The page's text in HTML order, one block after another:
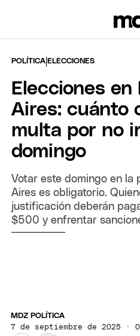
POLÍTICA |ELECCIONES
Elecciones en
Aires: cuánto
multa por no
domingo
Votar este domingo en la
Aires es obligatorio.
justificación deberán
$500 y enfrentar
MDZ POLÍTICA
7 de septiembre de 2025 ·